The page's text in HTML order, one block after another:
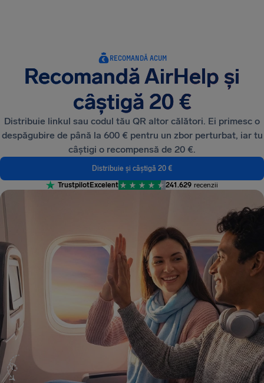
RECOMANDĂ ACUM
Recomandă AirHelp și
câștigă 20 €
Distribuie linkul sau codul tău QR altor călători. Ei primesc o
despăgubire de până la 600 € pentru un zbor perturbat, iar tu
câștigi o recompensă de 20 €.
Distribuie și câștigă 20 €
TrustpilotExcelent 241.629 recenzii